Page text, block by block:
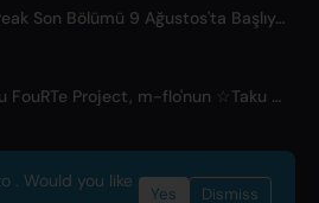
Digimon Beatbreak Son Bölümü 9 Ağustos'ta Başlıyor, YouTube'da Ücretsiz Bölüm Paketi
Sanal Idol Grubu FouRTe Project, m-flo'nun ☆Taku Takahashi'sı Tarafından Üretilen 'ALL IN' Albümüyle Çıkış Yaptı
- Metadata provided byACRCloud
. Would you like
Yes Dismiss